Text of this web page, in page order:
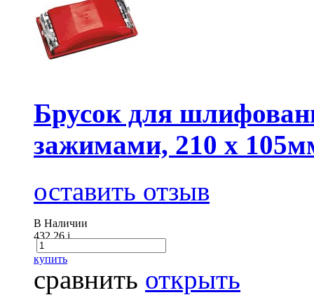
Брусок для
зажимами, 210 х
оставить отзыв
В Наличии
432.26i
купить
сравнить открыть